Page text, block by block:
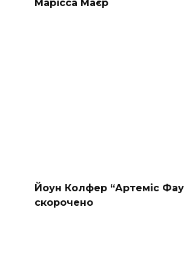
Марісса Маєр
Йоун Колфер “Артеміс
скорочено